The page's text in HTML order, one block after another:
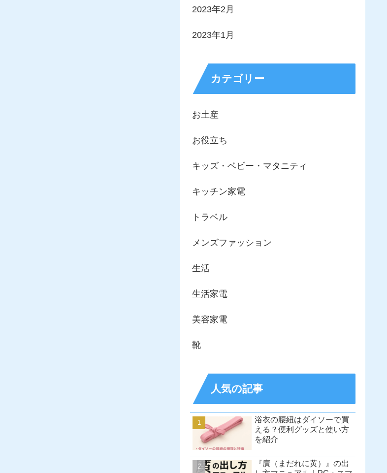
2023年2月
2023年1月
カテゴリー
お土産
お役立ち
キッズ・ベビー・マタニティ
キッチン家電
トラベル
メンズファッション
生活
生活家電
美容家電
靴
人気の記事
浴衣の腰紐はダイソーで買
える？便利グッズと使い方
を紹介
『廣（まだれに黄）』の出